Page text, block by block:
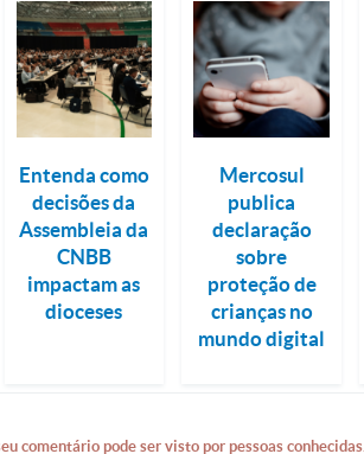
Entenda como
decisões da
Assembleia da
CNBB
impactam as
dioceses
Mercosul
publica
declaração
sobre
proteção de
crianças no
mundo digital
comentário pode ser visto por pessoas conhecidas.